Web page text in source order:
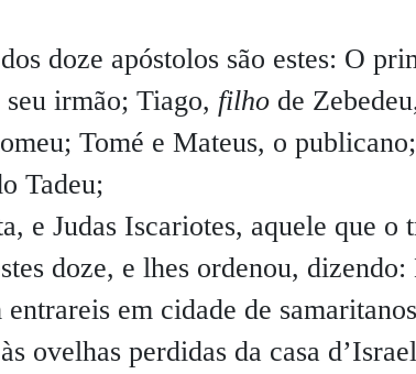
doze apóstolos são estes: O
irmão; Tiago, filho de
Tomé e Mateus, o
Tadeu;
e Judas Iscariotes, aquele que o
doze, e lhes ordenou, dizendo:
entrareis em cidade de
ovelhas perdidas da casa